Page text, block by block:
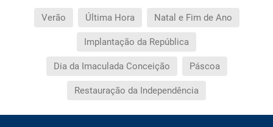
Verão Última Hora Natal e Fim de Ano
Implantação da República
Dia da Imaculada Conceição Páscoa
Restauração da Independência